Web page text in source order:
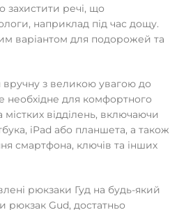
захистити речі, що
наприклад під час дощу.
варіантом для подорожей та
з великою увагою до
необхідне для комфортного
містких відділень, включаючи
iPad або планшета, а також
смартфона, ключів та інших
рюкзаки Гуд на будь-який
Gud, достатньо